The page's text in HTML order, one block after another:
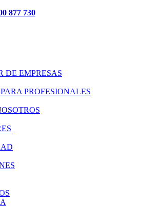
877 730
DE EMPRESAS
PROFESIONALES